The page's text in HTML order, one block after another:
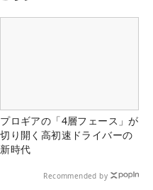
プロギアの「4層フェース」が
切り開く高初速ドライバーの
新時代
Recommended by